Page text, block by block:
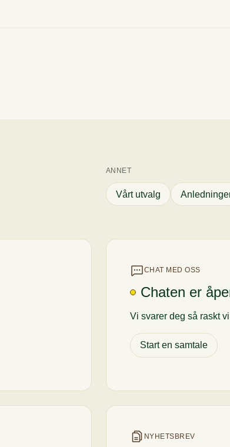
CO2 varene tilsvarer, og hvilke utslippskategorier varene er i.
ANNET
Vårt utvalg
CHAT MED OSS
Chaten er
Vi svarer deg så raskt
Start en samtale
NYHETSBREV